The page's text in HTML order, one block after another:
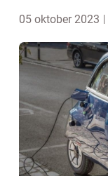
05 oktober 2023